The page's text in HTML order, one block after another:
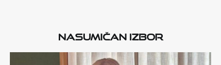
Nasumičan izbor